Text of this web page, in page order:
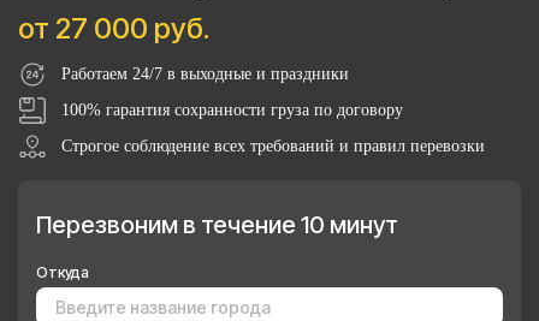
от 27 000 руб.
Работаем 24/7 в выходные и праздники
100% гарантия сохранности груза по договору
Строгое соблюдение всех требований и правил перевозки
Перезвоним в течение 10 минут
Откуда